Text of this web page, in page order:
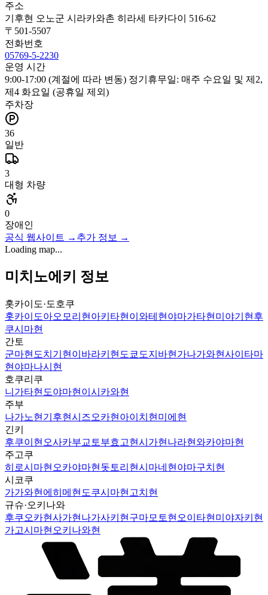
주소
기후현 오노군 시라카와촌 히라세 타카다이 516-62
〒 501-5507
전화번호
05769-5-2230
운영 시간
9:00-17:00 (계절에 따라 변동) 정기휴무일: 매주 수요일 및 제2,
제4 화요일 (공휴일 제외)
주차장
36
일반
3
대형 차량
0
장애인
공식 웹사이트 → 추가 정보 →
Loading map...
미치노에키 정보
홋카이도·도호쿠
홋카이도아오모리현 아키타현 이와테현 야마가타현 미야기현 후
쿠시마현
간토
군마현 도치기현 이바라키현 도쿄도지바현 가나가와현사이타마
현 야마나시현
호쿠리쿠
니가타현 도야마현 이시카와현
주부
나가노현 기후현시즈오카현 아이치현 미에현
긴키
후쿠이현 오사카부교토부효고현시가현 나라현와카야마현
주고쿠
히로시마현 오카야마현 돗토리현시마네현 야마구치현
시코쿠
가가와현 에히메현 도쿠시마현 고치현
규슈·오키나와
후쿠오카현사가현 나가사키현 구마모토현 오이타현 미야자키현
가고시마현 오키나와현